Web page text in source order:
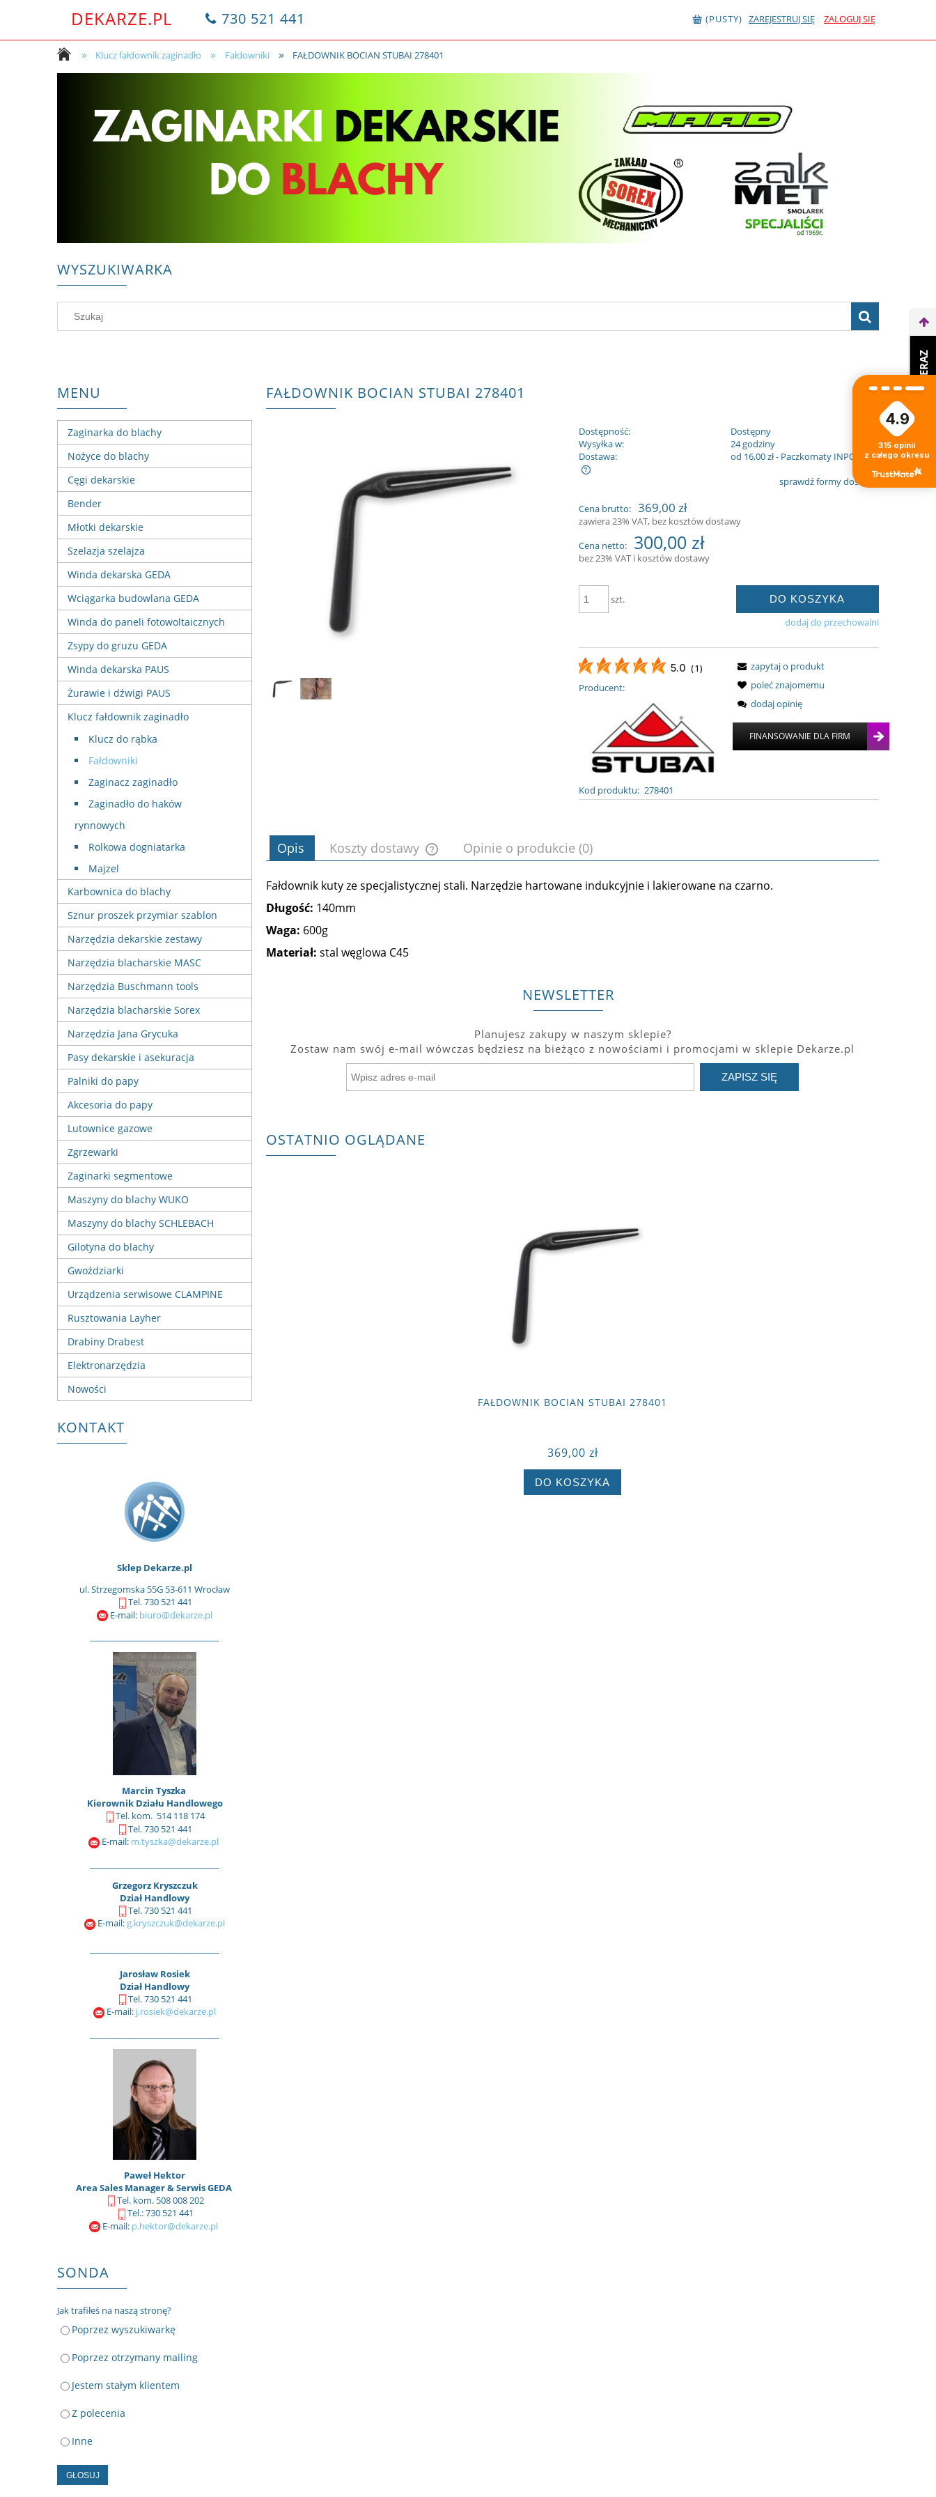
DEKARZE.PL 730 521 441 (PUSTY) ZAREJESTRUJ SIĘ ZALOGUJ SIĘ
» Klucz fałdownik zaginadło » Fałdowniki » FAŁDOWNIK BOCIAN STUBAI 278401
WYSZUKIWARKA
MENU
Zaginarka do blachy
Nożyce do blachy
Cęgi dekarskie
Bender
Młotki dekarskie
Szelazja szelajza
Winda dekarska GEDA
Wciągarka budowlana GEDA
Winda do paneli fotowoltaicznych
Zsypy do gruzu GEDA
Winda dekarska PAUS
Żurawie i dźwigi PAUS
Klucz fałdownik zaginadło
Klucz do rąbka
Fałdowniki
Zaginacz zaginadło
Zaginadło do haków
rynnowych
Rolkowa dogniatarka
Majzel
Karbownica do blachy
Sznur proszek przymiar szablon
Narzędzia dekarskie zestawy
Narzędzia blacharskie MASC
Narzędzia Buschmann tools
Narzędzia blacharskie Sorex
Narzędzia Jana Grycuka
Pasy dekarskie i asekuracja
Palniki do papy
Akcesoria do papy
Lutownice gazowe
Zgrzewarki
Zaginarki segmentowe
Maszyny do blachy WUKO
Maszyny do blachy SCHLEBACH
Gilotyna do blachy
Gwoździarki
Urządzenia serwisowe CLAMPINE
Rusztowania Layher
Drabiny Drabest
Elektronarzędzia
Nowości
KONTAKT
Sklep Dekarze.pl
ul. Strzegomska 55G 53-611 Wrocław
Tel. 730 521 441
E-mail: biuro@dekarze.pl
Marcin Tyszka
Kierownik Działu Handlowego
Tel. kom. 514 118 174
Tel. 730 521 441
E-mail: m.tyszka@dekarze.pl
Grzegorz Kryszczuk
Dział Handlowy
Tel. 730 521 441
E-mail: g.kryszczuk@dekarze.pl
Jarosław Rosiek
Dział Handlowy
Tel. 730 521 441
E-mail: j.rosiek@dekarze.pl
Paweł Hektor
Area Sales Manager & Serwis GEDA
Tel. kom. 508 008 202
Tel.: 730 521 441
E-mail: p.hektor@dekarze.pl
SONDA
Jak trafiłeś na naszą stronę?
Poprzez wyszukiwarkę
Poprzez otrzymany mailing
Jestem stałym klientem
Z polecenia
Inne
GŁOSUJ
FAŁDOWNIK BOCIAN STUBAI 278401
Dostępność:
Dostępny
Wysyłka w:
24 godziny
Dostawa:
od 16,00 zł- Paczkomaty INPOST
Cena nie zawiera ewentualnych kosztów
sprawdź formy dostawy
Cena brutto: 369,00 zł
zawiera 23% VAT, bez kosztów dostawy
Cena netto:
300,00 zł
bez 23% VAT i kosztów dostawy
szt. DO KOSZYKA
dodaj do przechowalni
5.0 (1 )
Producent:
Kod produktu: 278401
zapytaj o produkt
poleć znajomemu
dodaj opinię
Opis Koszty dostawy
Cena nie zawiera ewentualnych kosztów
Opinie o produkcie (0)
Fałdownik kuty ze specjalistycznej stali. Narzędzie hartowane indukcyjnie i lakierowane na czarno.
Długość: 140mm
Waga: 600g
Materiał: stal węglowa C45
NEWSLETTER
Planujesz zakupy w naszym sklepie?
Zostaw nam swój e-mail wówczas będziesz na bieżąco z nowościami i promocjami w sklepie Dekarze.pl
ZAPISZ SIĘ
OSTATNIO OGLĄDANE
FAŁDOWNIK BOCIAN STUBAI 278401
369,00 zł
DO KOSZYKA
WEŹ LEASING TERAZ
4.9
315 opinii
z całego okresu